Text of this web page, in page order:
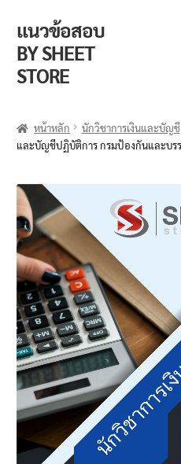
แนวข้อสอบ
BY SHEET
STORE
ตะกร้าสินค้า
วิธีการสั่งซื้อ
แจ้งชำระเงิน
รีวิวจากลูกค้า
ติดตามพัสดุ
ข่าวเปิดสอบงานราชการ
นโยบายคืนสินค้าและการจัดส่
คำถามที่พบบ่อย
หน้าหลัก นักวิชาการเงินและบัญชี
และบัญชีปฏิบัติการ กรมป้องกันและบร